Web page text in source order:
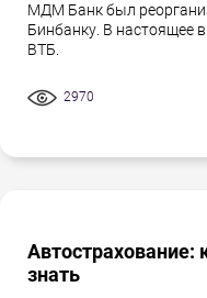
МДМ Банк был
Бинбанку. В настоящее
ВТБ.
2970
Автострахование:
знать